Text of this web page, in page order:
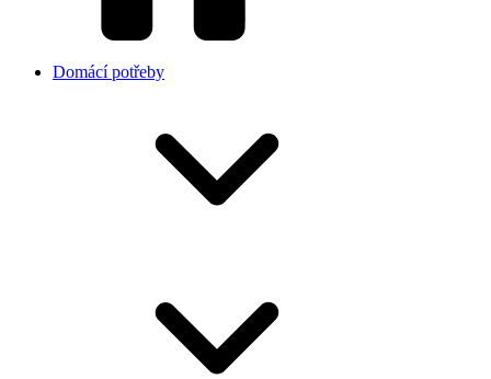
Domácí potřeby